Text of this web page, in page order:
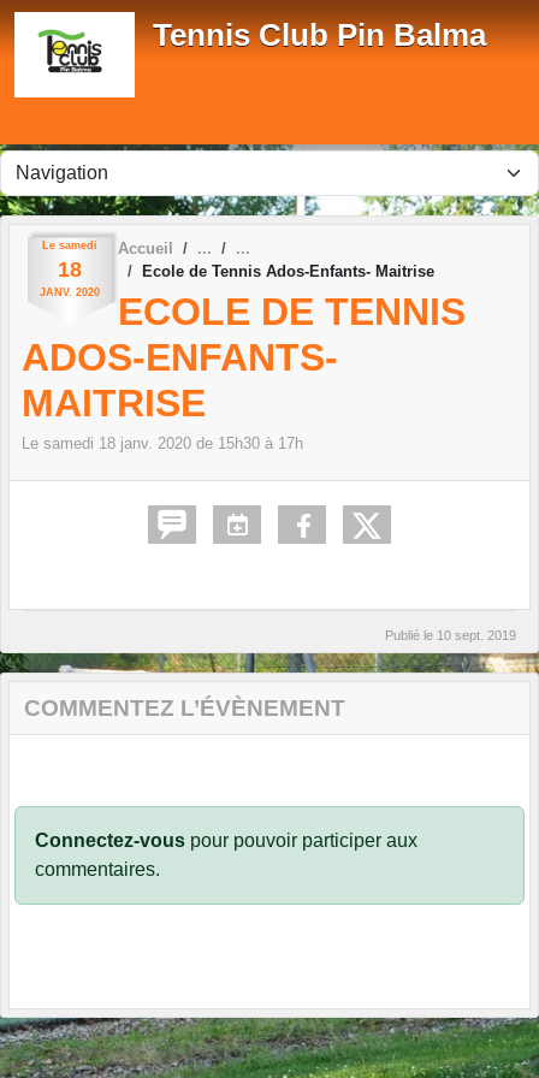
Tennis Club Pin Balma
Le samedi
18
JANV. 2020
Accueil
Ecole de Tennis Ados-Enfants- Maitrise
ECOLE DE TENNIS
ADOS-ENFANTS-
MAITRISE
Le samedi 18 janv. 2020 de 15h30 à 17h
Publié le 10 sept. 2019
COMMENTEZ L’ÉVÈNEMENT
Connectez-vous pour pouvoir participer aux
commentaires.
Panneau de gestion des cookies